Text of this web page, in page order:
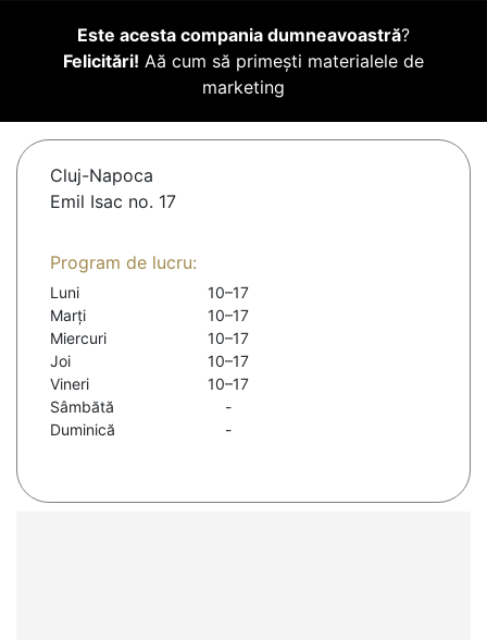
Este acesta compania dumneavoastră?
Felicitări! Aă cum să primești materialele de
marketing
Cluj-Napoca
Emil Isac no. 17
Program de lucru:
Luni
10–17
Marți
10–17
Miercuri
10–17
Joi
10–17
Vineri
10–17
Sâmbătă
-
Duminică
-